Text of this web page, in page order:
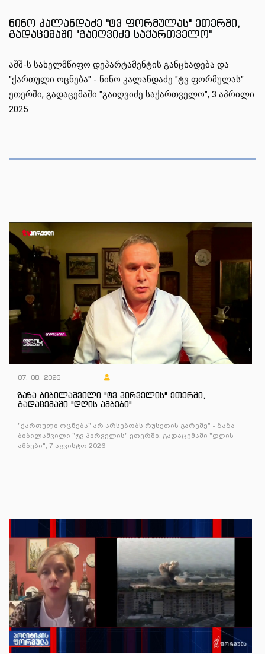
ნინო კალანდაძე "ტვ ფორმულას" ეთერში,
გადაცემაში "გაიღვიძე საქართველო"
აშშ-ს სახელმწიფო დეპარტამენტის განცხადება და
"ქართული ოცნება" - ნინო კალანდაძე "ტვ ფორმულას"
ეთერში, გადაცემაში "გაიღვიძე საქართველო", 3 აპრილი
2025
07. 08. 2026
ზაზა ბიბილაშვილი "ტვ პირველის" ეთერში,
გადაცემაში "დღის ამბები"
"ქართული ოცნება" არ არსებობს რუსეთის გარეშე" - ზაზა
ბიბილაშვილი "ტვ პირველის" ეთერში, გადაცემაში "დღის
ამბები", 7 აგვისტო 2026